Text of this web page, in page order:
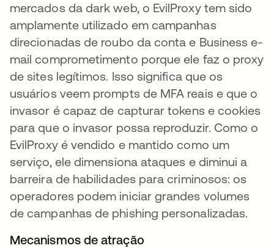
mercados da dark web, o EvilProxy tem sido
amplamente utilizado em campanhas
direcionadas de roubo da conta e Business e-
mail comprometimento porque ele faz o proxy
de sites legítimos. Isso significa que os
usuários veem prompts de MFA reais e que o
invasor é capaz de capturar tokens e cookies
para que o invasor possa reproduzir. Como o
EvilProxy é vendido e mantido como um
serviço, ele dimensiona ataques e diminui a
barreira de habilidades para criminosos: os
operadores podem iniciar grandes volumes
de campanhas de phishing personalizadas.
Mecanismos de atração